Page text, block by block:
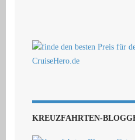
KREUZFAHRTEN-